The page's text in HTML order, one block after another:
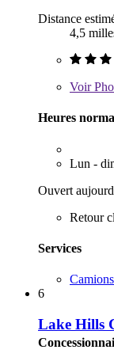
Distance
4,5
Voir
Heures
Lun -
Ouvert
Retour
Services
6
Lake Hills